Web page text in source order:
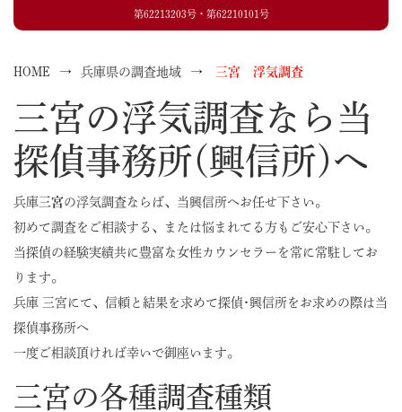
第62213203号・第62210101号
HOME 兵庫県の調査地域 三宮 浮気調査
三宮の浮気調査なら当
探偵事務所(興信所)へ
兵庫 三宮の浮気調査ならば、当興信所へお任せ下さい。
初めて調査をご相談する、または悩まれてる方もご安心下さい。
当探偵の経験実績共に豊富な女性カウンセラーを常に常駐してお
ります。
兵庫 三宮にて、信頼と結果を求めて探偵･興信所をお求めの際は当
探偵事務所へ
一度ご相談頂ければ幸いで御座います。
三宮の各種調査種類